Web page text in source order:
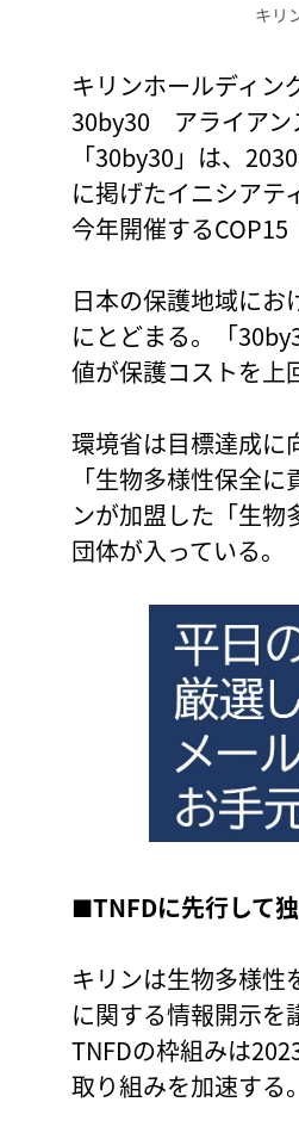
キリ
キリンホールディン
30by30 アライアン
「30by30」は、
に掲げたイニシアテ
今年開催する
日本の保護地域に
にとどまる。「
値が保護コストを上
環境省は目標達成に
「生物多様性保全
ンが加盟した「生
団体が入っている。
■TNFDに先行して
キリンは生物多様性
に関する情報開示を
TNFDの枠組みは
取り組みを加速する。